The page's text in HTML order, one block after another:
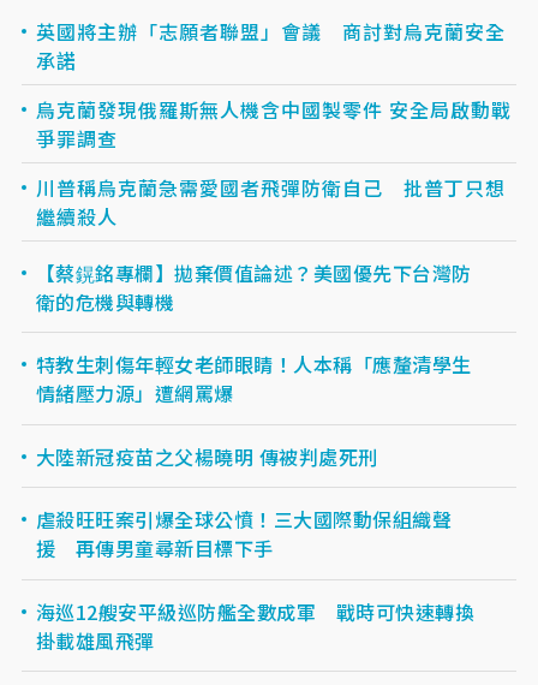
英國將主辦「志願者聯盟」會議 商討對烏克蘭安全
承諾
烏克蘭發現俄羅斯無人機含中國製零件 安全局啟動戰
爭罪調查
川普稱烏克蘭急需愛國者飛彈防衛自己 批普丁只想
繼續殺人
【蔡鎤銘專欄】拋棄價值論述？美國優先下台灣防
衛的危機與轉機
特教生刺傷年輕女老師眼睛！人本稱「應釐清學生
情緒壓力源」遭網罵爆
大陸新冠疫苗之父楊曉明 傳被判處死刑
虐殺旺旺案引爆全球公憤！三大國際動保組織聲
援 再傳男童尋新目標下手
海巡12艘安平級巡防艦全數成軍 戰時可快速轉換
掛載雄風飛彈